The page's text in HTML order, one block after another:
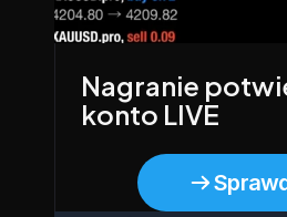
Nagranie
konto LIVE